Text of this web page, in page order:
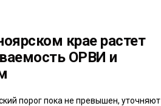
крае растет
ОРВИ и
порог пока не превышен, уточняют